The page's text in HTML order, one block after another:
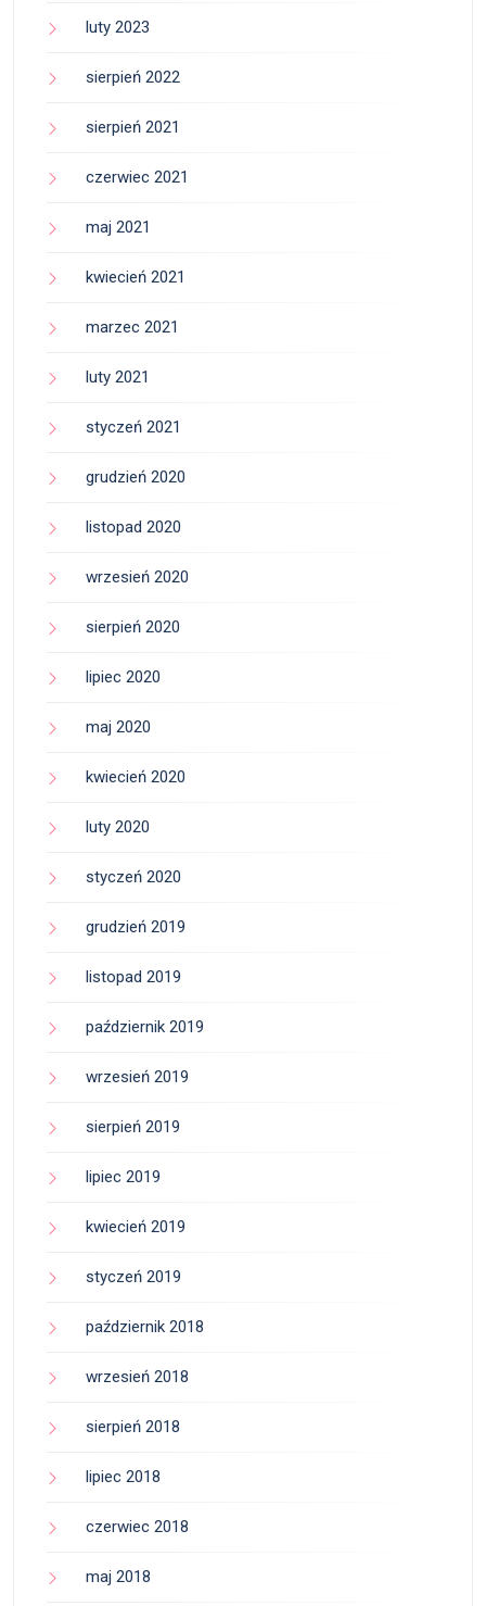
luty 2023
sierpień 2022
sierpień 2021
czerwiec 2021
maj 2021
kwiecień 2021
marzec 2021
luty 2021
styczeń 2021
grudzień 2020
listopad 2020
wrzesień 2020
sierpień 2020
lipiec 2020
maj 2020
kwiecień 2020
luty 2020
styczeń 2020
grudzień 2019
listopad 2019
październik 2019
wrzesień 2019
sierpień 2019
lipiec 2019
kwiecień 2019
styczeń 2019
październik 2018
wrzesień 2018
sierpień 2018
lipiec 2018
czerwiec 2018
maj 2018